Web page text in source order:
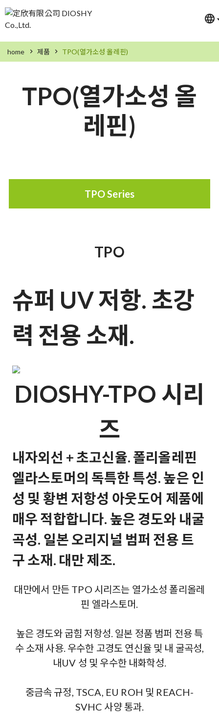
home 제품 TPO(열가소성 올레핀)
TPO(열가소성 올
레핀)
TPO Series
TPO
슈퍼 UV 저항. 초강
력 전용 소재.
DIOSHY-TPO 시리
즈
내자외선 + 초고신율. 폴리올레핀
엘라스토머의 독특한 특성. 높은 인
성 및 황변 저항성 아웃도어 제품에
매우 적합합니다. 높은 경도와 내굴
곡성. 일본 오리지널 범퍼 전용 트
구 소재. 대만 제조.
대만에서 만든 TPO 시리즈는 열가소성 폴리올레
핀 엘라스토머.
높은 경도와 굽힘 저항성. 일본 정품 범퍼 전용 특
수 소재 사용. 우수한 고경도 연신율 및 내 굴곡성,
내UV 성 및 우수한 내화학성.
중금속 규정, TSCA, EU ROH 및 REACH-
SVHC 사양 통과.